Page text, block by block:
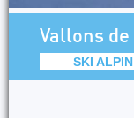
Vallons
SKI